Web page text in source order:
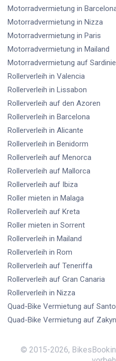
Motorradvermietung in
Motorradvermietung in Nizza
Motorradvermietung in Paris
Motorradvermietung in Mailand
Motorradvermietung auf
Rollerverleih in Valencia
Rollerverleih in Lissabon
Rollerverleih auf den Azoren
Rollerverleih in Barcelona
Rollerverleih in Alicante
Rollerverleih in Benidorm
Rollerverleih auf Menorca
Rollerverleih auf Mallorca
Rollerverleih auf Ibiza
Roller mieten in Malaga
Rollerverleih auf Kreta
Roller mieten in Sorrent
Rollerverleih in Mailand
Rollerverleih in Rom
Rollerverleih auf Teneriffa
Rollerverleih auf Gran Canaria
Rollerverleih in Nizza
Quad-Bike Vermietung auf
Quad-Bike Vermietung auf
© 2015-2026,